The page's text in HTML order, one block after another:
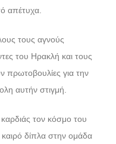
απέτυχα.
τους αγνούς
του Ηρακλή και τους
πρωτοβουλίες για την
αυτήν στιγμή.
τον κόσμο του
δίπλα στην ομάδα